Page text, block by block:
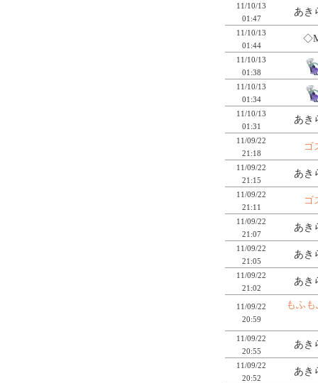
11/10/13
01:47
あき
11/10/13
01:44
11/10/13
01:38
11/10/13
01:34
11/10/13
01:31
あき
11/09/22
21:18
ゴ
11/09/22
21:15
あき
11/09/22
21:11
ゴ
11/09/22
21:07
あき
11/09/22
21:05
あき
11/09/22
21:02
あき
11/09/22
20:59
もふ
11/09/22
20:55
あき
11/09/22
20:52
あき